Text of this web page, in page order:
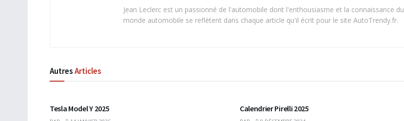
Jean Leclerc est un passionné de l'automobile dont l'enthousiasme et la connaissance du
monde automobile se reflètent dans chaque article qu'il écrit pour le site AutoTrendy.fr.
AutresArticles
Tesla Model Y 2025 Calendrier Pirelli 2025